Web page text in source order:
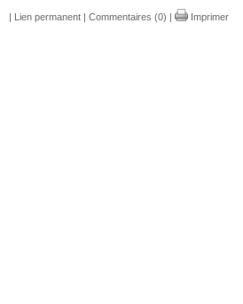
| Lien permanent | Commentaires (0) | Imprimer